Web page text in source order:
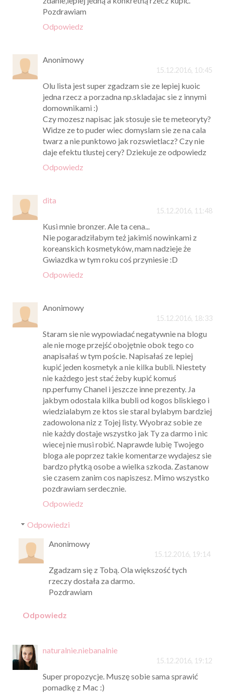
Pozdrawiam
Odpowiedz
Anonimowy
15.12.2016, 10:45
Olu lista jest super zgadzam sie ze lepiej kuoic
jedna rzecz a porzadna np.skladajac sie z innymi
domownikami :)
Czy mozesz napisac jak stosuje sie te meteoryty?
Widze ze to puder wiec domyslam sie ze na cala
twarz a nie punktowo jak rozswietlacz? Czy nie
daje efektu tlustej cery? Dziekuje ze odpowiedz
Odpowiedz
dita
15.12.2016, 11:48
Kusi mnie bronzer. Ale ta cena...
Nie pogaradziłabym też jakimiś nowinkami z
koreanskich kosmetyków, mam nadzieje że
Gwiazdka w tym roku coś przyniesie :D
Odpowiedz
Anonimowy
15.12.2016, 18:33
Staram sie nie wypowiadać negatywnie na blogu
ale nie moge przejść obojętnie obok tego co
anapisałaś w tym poście. Napisałaś ze lepiej
kupić jeden kosmetyk a nie kilka bubli. Niestety
nie każdego jest stać żeby kupić komuś
np.perfumy Chanel i jeszcze inne prezenty. Ja
jakbym odostala kilka bubli od kogos bliskiego i
wiedzialabym ze ktos sie staral bylabym bardziej
zadowolona niz z Tojej listy. Wyobraz sobie ze
nie każdy dostaje wszystko jak Ty za darmo i nic
wiecej nie musi robić. Naprawde lubię Twojego
bloga ale poprzez takie komentarze wydajesz sie
bardzo płytką osobe a wielka szkoda. Zastanow
sie czasem zanim cos napiszesz. Mimo wszystko
pozdrawiam serdecznie.
Odpowiedz
Odpowiedzi
Anonimowy
15.12.2016, 19:14
Zgadzam się z Tobą. Ola większość tych
rzeczy dostała za darmo.
Pozdrawiam
Odpowiedz
naturalnie.niebanalnie
15.12.2016, 19:12
Super propozycje. Muszę sobie sama sprawić
pomadkę z Mac :)